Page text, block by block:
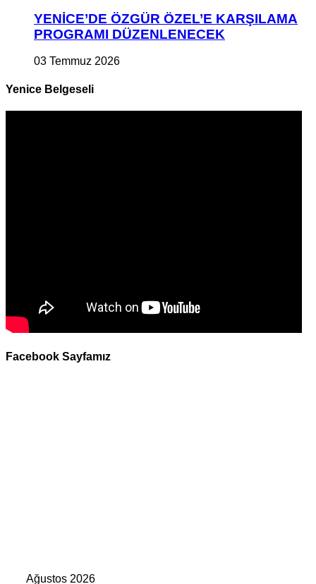
YENİCE’DE ÖZGÜR ÖZEL’E KARŞILAMA
PROGRAMI DÜZENLENECEK
03 Temmuz 2026
Yenice Belgeseli
Facebook Sayfamız
Ağustos 2026